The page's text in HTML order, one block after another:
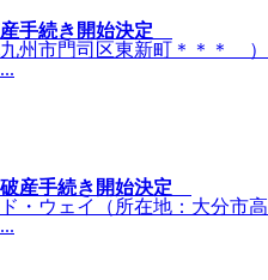
産手続き開始決定
州市門司区東新町＊＊＊ ）
破産手続き開始決定
・ウェイ（所在地：大分市高